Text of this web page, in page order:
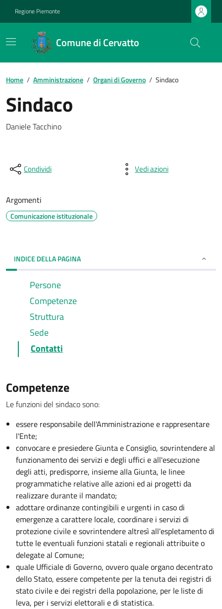
Regione Piemonte
Comune di Cervatto
Home / Amministrazione / Organi di Governo / Sindaco
Sindaco
Daniele Tacchino
Condividi Vedi azioni
Argomenti
Comunicazione istituzionale
INDICE DELLA PAGINA
Persone
Competenze
Struttura
Sede
Contatti
Competenze
Le funzioni del sindaco sono:
essere responsabile dell'Amministrazione e rappresentare
l'Ente;
convocare e presiedere Giunta e Consiglio, sovrintendere al
funzionamento dei servizi e degli uffici e all'esecuzione
degli atti, predisporre, insieme alla Giunta, le linee
programmatiche relative alle azioni ed ai progetti da
realizzare durante il mandato;
adottare ordinanze contingibili e urgenti in caso di
emergenze a carattere locale, coordinare i servizi di
protezione civile e sovrintendere altresì all'espletamento di
tutte le eventuali funzioni statali e regionali attribuite o
delegate al Comune;
quale Ufficiale di Governo, ovvero quale organo decentrato
dello Stato, essere competente per la tenuta dei registri di
stato civile e dei registri della popolazione, per le liste di
leva, per i servizi elettorali e di statistica.